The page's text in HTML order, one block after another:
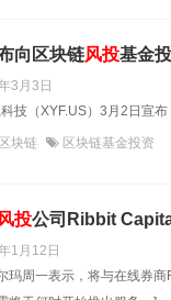
向区块链风投基金
3月3日
技（XYF.US）3月2日宣
区块链 区块链基金投资
风投公司Ribbit
1月12日
玛周一表示，将与在线券